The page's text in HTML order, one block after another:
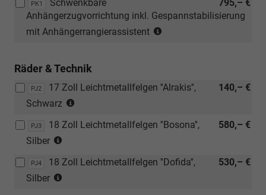
PK1 795,– €
Schwenkbare
Anhängerzugvorrichtung inkl. Gespannstabilisierung
mit Anhängerrangierassistent
[PR1]
Travel
Plus)
Räder & Technik
PJ2 140,– €
17 Zoll Leichtmetallfelgen ''Alrakis'',
Schwarz
R17)
PJ3 580,– €
18 Zoll Leichtmetallfelgen ''Bosona'',
Silber
R18)
PJ4 530,– €
18 Zoll Leichtmetallfelgen ''Dofida'',
Silber